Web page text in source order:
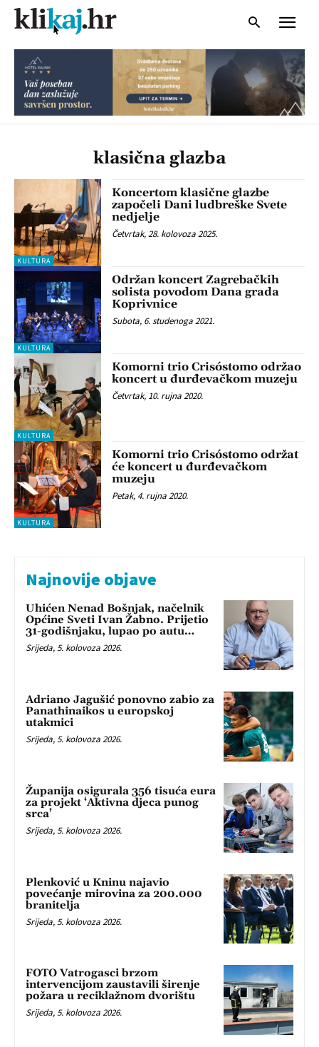
klasična glazba
KULTURA
Koncertom klasične glazbe
započeli Dani ludbreške Svete
nedjelje
Četvrtak, 28. kolovoza 2025.
KULTURA
Održan koncert Zagrebačkih
solista povodom Dana grada
Koprivnice
Subota, 6. studenoga 2021.
KULTURA
Komorni trio Crisóstomo održao
koncert u đurđevačkom muzeju
Četvrtak, 10. rujna 2020.
KULTURA
Komorni trio Crisóstomo održat
će koncert u đurđevačkom
muzeju
Petak, 4. rujna 2020.
Najnovije objave
Uhićen Nenad Bošnjak, načelnik
Općine Sveti Ivan Žabno. Prijetio
31-godišnjaku, lupao po autu…
Srijeda, 5. kolovoza 2026.
Adriano Jagušić ponovno zabio za
Panathinaikos u europskoj
utakmici
Srijeda, 5. kolovoza 2026.
Županija osigurala 356 tisuća eura
za projekt ‘Aktivna djeca punog
srca’
Srijeda, 5. kolovoza 2026.
Plenković u Kninu najavio
povećanje mirovina za 200.000
branitelja
Srijeda, 5. kolovoza 2026.
FOTO Vatrogasci brzom
intervencijom zaustavili širenje
požara u reciklažnom dvorištu
Srijeda, 5. kolovoza 2026.